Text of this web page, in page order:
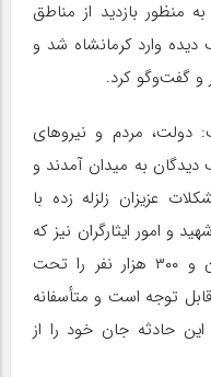
منظور بازدید از مناطق
دیده وارد کرمانشاه شد و
و گفت‌وگو کرد.
دولت، مردم و نیروهای
به میدان آمدند و
عزیزان زلزله زده با
و امور ایثارگران نیز که
جامعه‌ای با جمعیت حدود ۳ میلیون و ۳۰۰ هزار نفر را تحت
توجه است و متأسفانه
این حادثه جان خود را از